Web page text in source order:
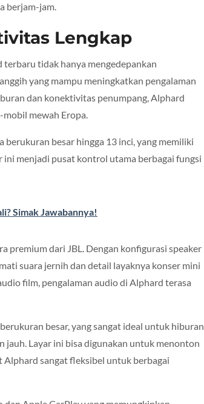
berjam-jam.
Lengkap
tidak hanya mengedepankan
yang mampu meningkatkan pengalaman
dan konektivitas penumpang, Alphard
mewah Eropa.
besar hingga 13 inci, yang memiliki
menjadi pusat kontrol utama berbagai fungsi
Simak Jawabannya!
premium dari JBL. Dengan konfigurasi speaker
suara jernih dan detail layaknya konser mini
film, pengalaman audio di Alphard terasa
besar, yang sangat ideal untuk hiburan
jauh. Layar ini bisa digunakan untuk menonton
Alphard sangat fleksibel untuk berbagai